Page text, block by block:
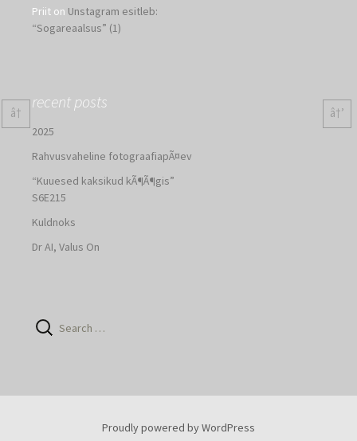
Priit on Unstagram esitleb:
“Sogareaalsus” (1)
recent posts
2025
Rahvusvaheline fotograafiapÃ¤ev
“Kuuesed kaksikud kÃ¶Ã¶gis”
S6E215
Kuldnoks
Dr AI, Valus On
Search
for:
Proudly powered by WordPress
â† â†’